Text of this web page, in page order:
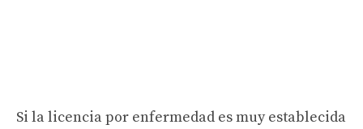
Si la licencia por enfermedad es muy establecida